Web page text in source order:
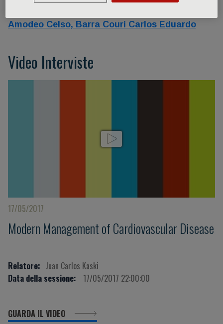
Amodeo Celso, Barra Couri Carlos Eduardo
Video Interviste
17/05/2017
Modern Management of Cardiovascular Disease
Relatore: Juan Carlos Kaski
Data della sessione:
17/05/2017 22:00:00
GUARDA IL VIDEO